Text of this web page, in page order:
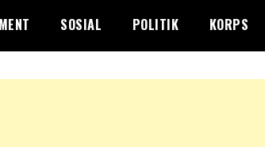
SOSIAL POLITIK KORPS